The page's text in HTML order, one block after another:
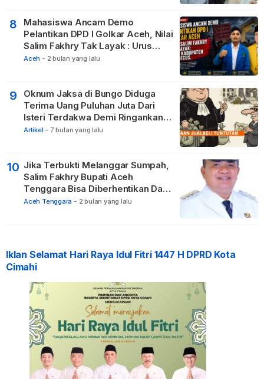
8
Mahasiswa Ancam Demo
Pelantikan DPD I Golkar Aceh, Nilai
Salim Fakhry Tak Layak : Urus
Kabupaten Tak Becus.
Aceh - 2 bulan yang lalu
9
Oknum Jaksa di Bungo Diduga
Terima Uang Puluhan Juta Dari
Isteri Terdakwa Demi Ringankan
Hukuman
Artikel - 7 bulan yang lalu
10 Jika Terbukti Melanggar Sumpah,
Salim Fakhry Bupati Aceh
Tenggara Bisa Diberhentikan Dari
Jabatannya
Aceh Tenggara - 2 bulan yang lalu
Iklan Selamat Hari Raya Idul Fitri 1447 H DPRD Kota
Cimahi